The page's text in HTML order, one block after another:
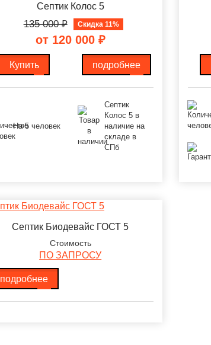
Септик Колос 5
135 000₽ Скидка 11%
от 120 000₽
Купить подробнее
На 5 человек
Септик
Колос 5 в
наличие на
складе в
СПб
Септик Биодевайс ГОСТ 5
Стоимость
ПО ЗАПРОСУ
подробнее